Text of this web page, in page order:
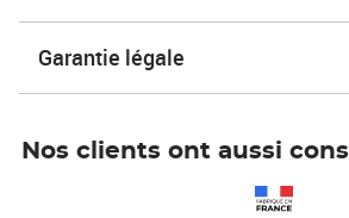
Garantie légale
Nos clients ont aussi